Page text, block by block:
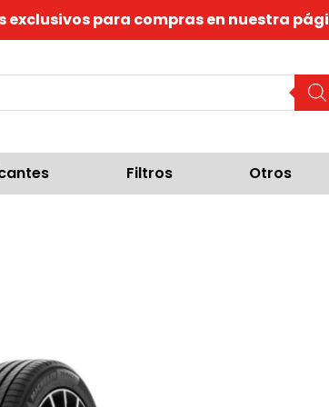
exclusivos para compras en nuestra
Filtros Otros